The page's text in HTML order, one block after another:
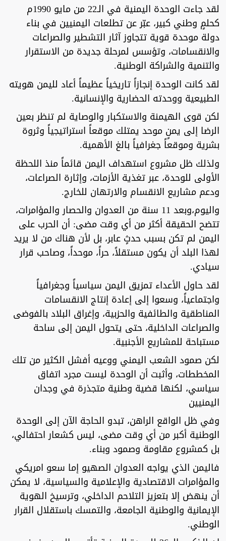
لقد جاءت الوحدة اليمنية في الـ22 من مايو 1990م
كحلمٍ وطني كبير، عبّر عن تطلعات اليمنيين في بناء
دولة موحدة قوية تتجاوز آثار التشطير والصراعات
والانقسامات، وتؤسس لمرحلة جديدة من الاستقرار
والتنمية والشراكة الوطنية.
لقد كانت الوحدة إنجازاً تاريخياً عظيماً أعاد لليمن هويته
الطبيعية ووحدته الحضارية والإنسانية.
لكن قوى الهيمنة والاستكبار والوصاية لم تنظر بعين
الرضا إلى يمنٍ موحد يمتلك موقعاً استراتيجياً وثروة
بشرية وموقعاً جغرافياً بالغ الأهمية.
ولذلك ظل مشروع استهداف اليمن قائماً منذ اللحظة
الأولى للوحدة، عبر تغذية الأزمات، وإثارة الصراعات،
ودعم مشاريع الانقسام والارتهان للخارج.
واليوم،وبعد 11 سنة من العدوان والحصار والمؤامرات،
تتضح الحقيقة أكثر من أي وقت مضى: أن الحرب على
اليمن لم تكن بسبب حدثٍ عابر، بل لأن هناك من لا يريد
لهذا البلد أن يكون مستقلاً، حراً، موحداً، وصاحب قرار
سيادي.
لقد حاول الأعداء تمزيق اليمن سياسياً وجغرافياً
واجتماعياً، وسعوا إلى إعادة إنتاج الانقسامات
المناطقية والطائفية والحزبية، وإغراق البلاد بالفوضى
والصراعات الداخلية، حتى يتحول اليمن إلى ساحة
مستباحة للمشاريع الأجنبية.
لكن صمود الشعب اليمني ووعيه أفشل الكثير من تلك
المخططات، وأثبت أن الوحدة ليست مجرد اتفاق
سياسي، لكنها قضية وطنية متجذرة في وجدان
اليمنيين
وفي ظل الواقع الراهن، تبدو الحاجة الآن إلى الوحدة
الوطنية أكبر من أي وقت مضى، ليس كشعار احتفالي،
بل كمشروع مقاومة وصمود وبناء.
فاليمن الذي يواجه العدوان الصهيو إما سعو امريكي
والمؤامرات الاقتصادية والإعلامية والسياسية، لا يمكن
أن ينهض إلا بتعزيز التلاحم الداخلي، وترسيخ الهوية
الإيمانية والوطنية الجامعة، والتمسك باستقلال القرار
الوطني.